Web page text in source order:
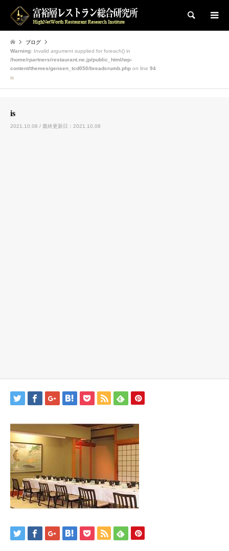
検索
ブログ
Warning: Invalid argument supplied for foreach() in
/home/rpartners/restaurant.ne.jp/public_html/wp-
content/themes/gensen_tcd050/breadcrumb.php on line 94
is
is
2021.10.08 / 最終更新日：2021.10.08